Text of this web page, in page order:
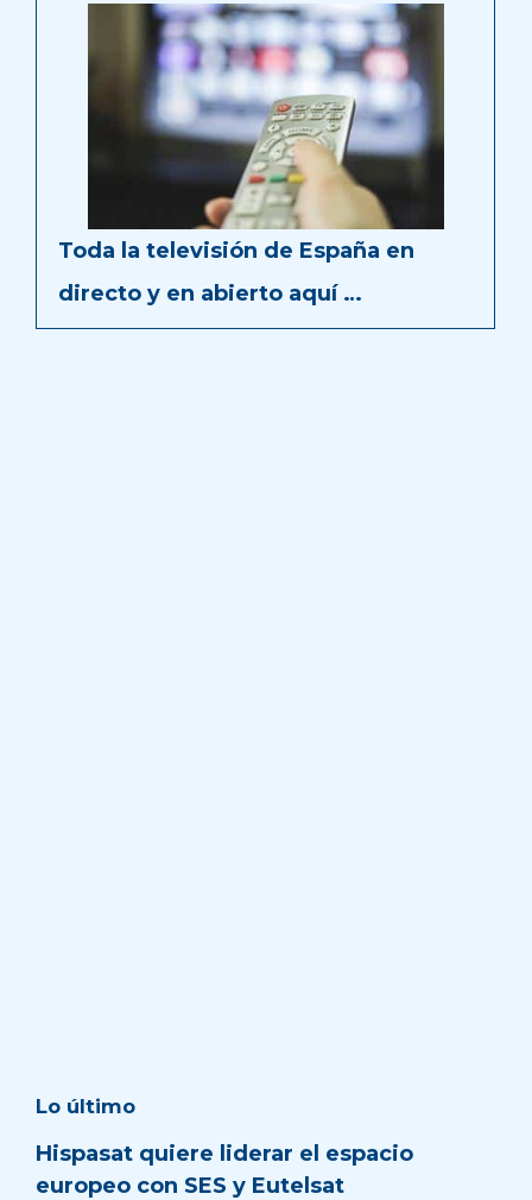
Toda la televisión de España en
directo y en abierto aquí …
Lo último
Hispasat quiere liderar el espacio
europeo con SES y Eutelsat